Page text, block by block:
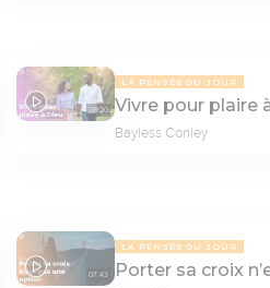
08:20
LA PENSÉE DU JOUR
Vivre pour plaire
Bayless Conley
07:43
LA PENSÉE DU JOUR
Porter sa croix